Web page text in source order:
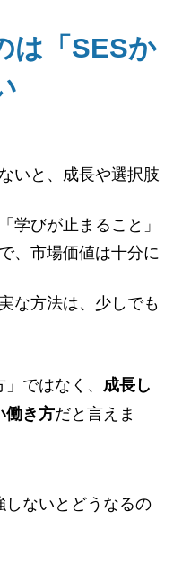
は「SESか
いと、成長や選択肢
学びが止まること」
、市場価値は十分に
な方法は、少しでも
ではなく、 成長し
働き方だと言えま
しないとどうなるの